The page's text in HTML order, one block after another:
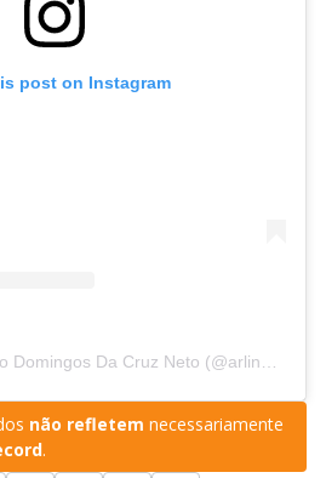
post on Instagram
não refletem necessariamente
.